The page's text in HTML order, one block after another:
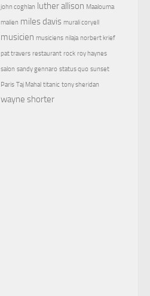
john coghlan luther allison Maalouma
malien miles davis murali coryell
musicien musiciens nilaja norbert krief
pat travers restaurant rock roy haynes
salon sandy gennaro status quo sunset
Paris Taj Mahal titanic tony sheridan
wayne shorter